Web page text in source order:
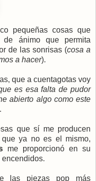
pequeñas cosas que
ánimo que permita
de las sonrisas (cosa a
a hacer).
que a cuentagotas voy
es esa falta de pudor
abierto algo como este
que sí me producen
ya no es el mismo,
me proporcionó en su
las piezas pop más